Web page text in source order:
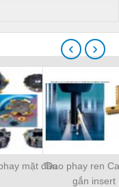
mặt đầuDao phay ren
gắn insert
‹ ›